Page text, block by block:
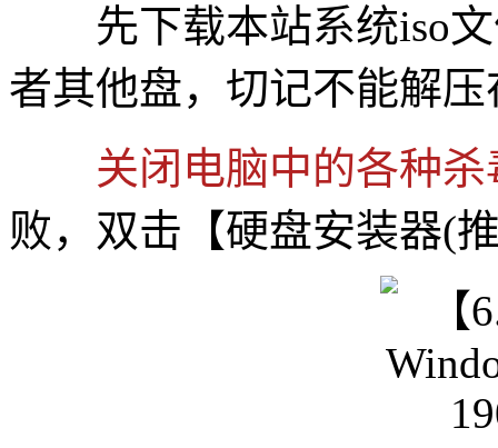
先下载本站系统iso文
者其他盘，切记不能解
关闭电脑中的各种
败，双击【硬盘安装器(